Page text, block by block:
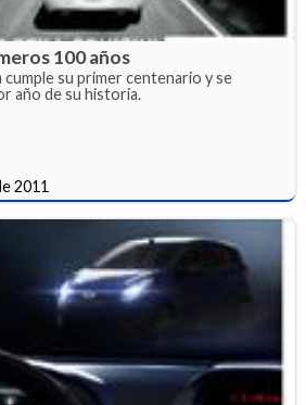
100 años
su primer centenario y se
año de su historia.
2011